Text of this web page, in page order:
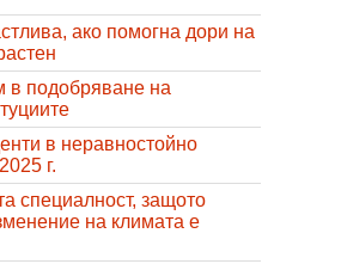
ако помогна дори на
в подобряване на
в неравностойно
г.
специалност, защото
на климата е